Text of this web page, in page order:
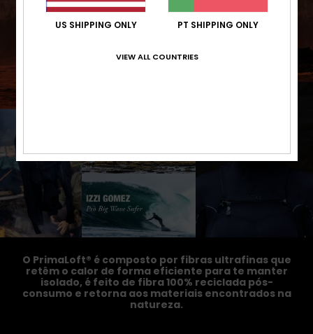
O PrimaLoft® é composto por fibras ultrafinas que
retêm o calor de forma eficiente para te manter
isolado, é feito de fibra 100% reciclada pós-
consumo e retorna aos materiais encontrados na
natureza.
US SHIPPING ONLY PT SHIPPING ONLY
VIEW ALL COUNTRIES